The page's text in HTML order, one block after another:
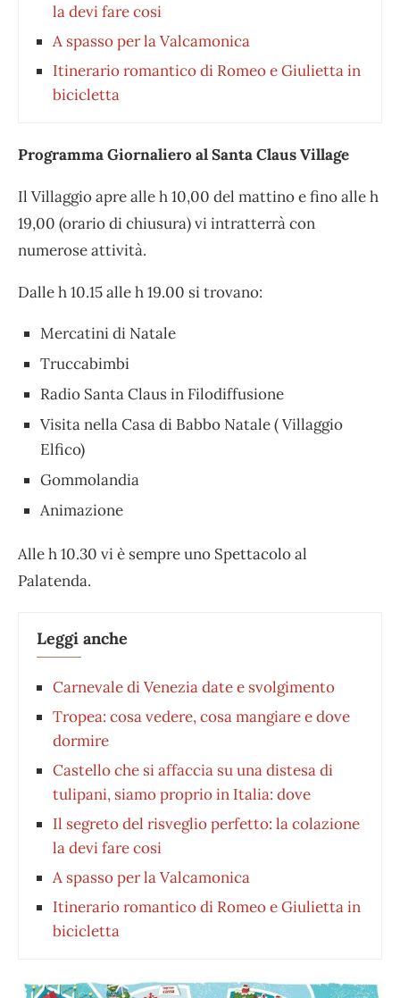
la devi fare cosi
A spasso per la Valcamonica
Itinerario romantico di Romeo e Giulietta in
bicicletta
Programma Giornaliero al Santa Claus Village
Il Villaggio apre alle h 10,00 del mattino e fino alle h
19,00 (orario di chiusura) vi intratterrà con
numerose attività.
Dalle h 10.15 alle h 19.00 si trovano:
Mercatini di Natale
Truccabimbi
Radio Santa Claus in Filodiffusione
Visita nella Casa di Babbo Natale ( Villaggio
Elfico)
Gommolandia
Animazione
Alle h 10.30 vi è sempre uno Spettacolo al
Palatenda.
Leggi anche
Carnevale di Venezia date e svolgimento
Tropea: cosa vedere, cosa mangiare e dove
dormire
Castello che si affaccia su una distesa di
tulipani, siamo proprio in Italia: dove
Il segreto del risveglio perfetto: la colazione
la devi fare cosi
A spasso per la Valcamonica
Itinerario romantico di Romeo e Giulietta in
bicicletta